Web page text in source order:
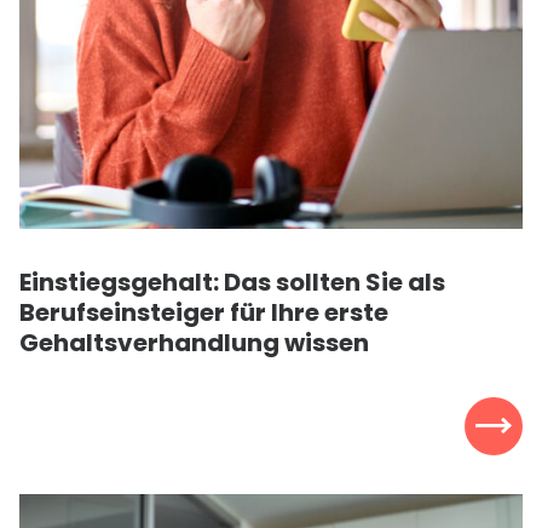
Einstiegsgehalt: Das sollten Sie als
Berufseinsteiger für Ihre erste
Gehaltsverhandlung wissen